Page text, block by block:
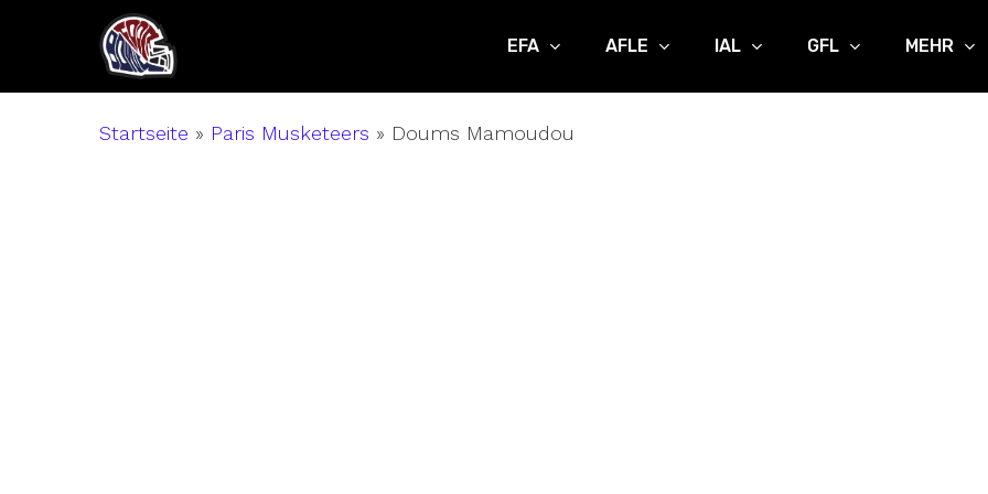
main
EFA AFLE IAL GFL MEHR
Startseite » Paris Musketeers » Doums Mamoudou